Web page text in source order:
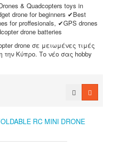
& Quadcopters toys in
drone for beginners ✔Best
for proffesionals, ✔GPS drones
drone batteries
drone σε μειωμένες τιμές
Κύπρο. Το νέο σας hobby
RC MINI DRONE